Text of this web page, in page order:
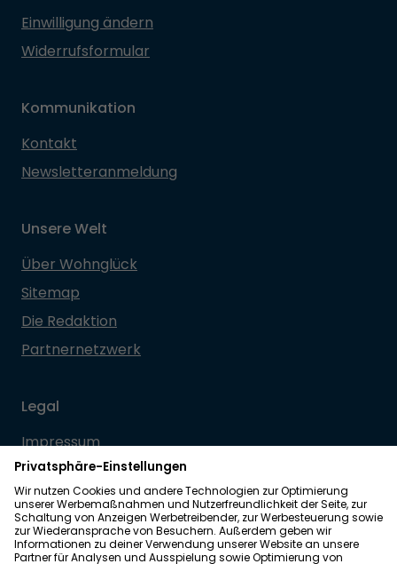
Einwilligung ändern
Widerrufsformular
Kommunikation
Kontakt
Newsletteranmeldung
Unsere Welt
Über Wohnglück
Sitemap
Die Redaktion
Partnernetzwerk
Legal
Impressum
Datenschutz
Allgemeine Geschäftsbedingungen
Barrierefreiheit